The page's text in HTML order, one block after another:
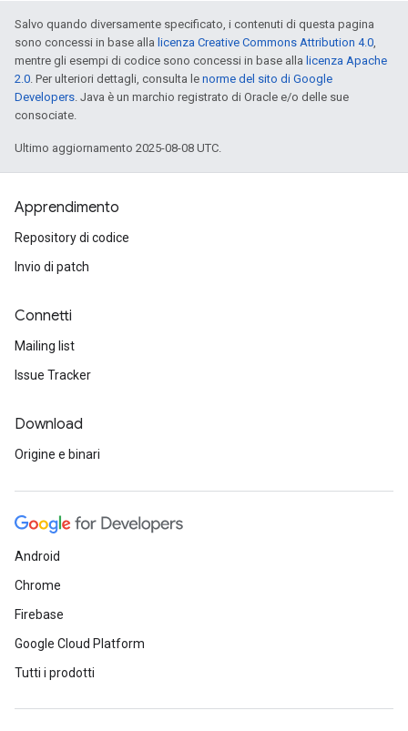
Salvo quando diversamente specificato, i contenuti di questa pagina
sono concessi in base alla licenza Creative Commons Attribution 4.0
mentre gli esempi di codice sono concessi in base alla licenza Apache
2.0 . Per ulteriori dettagli, consulta le norme del sito di Google
Developers . Java è un marchio registrato di Oracle e/o delle sue
consociate.
Ultimo aggiornamento 2025-08-08 UTC.
Apprendimento
Repository di codice
Invio di patch
Connetti
Mailing list
Issue Tracker
Download
Origine e binari
Android
Chrome
Firebase
Google Cloud Platform
Tutti i prodotti